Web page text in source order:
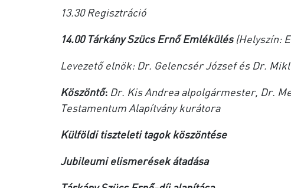
13.30 Regisztráció
14.00 Tárkány Szücs Ernő Emlékülés (Helyszín:
Levezető elnök: Dr. Gelencsér József és Dr.
Köszöntő: Dr. Kis Andrea alpolgármester, Dr.
Testamentum Alapítvány kurátora
Külföldi tiszteleti tagok köszöntése
Jubileumi elismerések átadása